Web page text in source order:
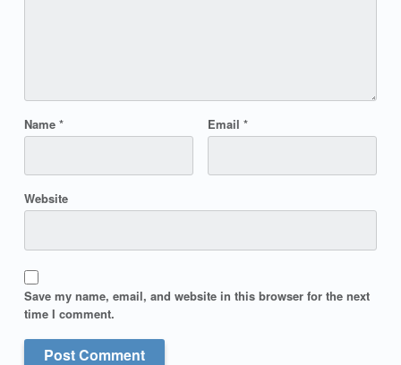
Name * Email *
Website
Save my name, email, and website in this browser for the next
time I comment.